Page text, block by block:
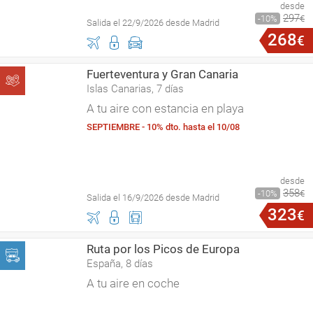
Salida el 22/9/2026 desde Madrid
desde
10
297€
268€
Fuerteventura y Gran Canaria
Islas Canarias, 7 días
A tu aire con estancia en playa
SEPTIEMBRE - 10% dto. hasta el 10/08
Salida el 16/9/2026 desde Madrid
desde
10
358€
323€
Ruta por los Picos de Europa
España, 8 días
A tu aire en coche